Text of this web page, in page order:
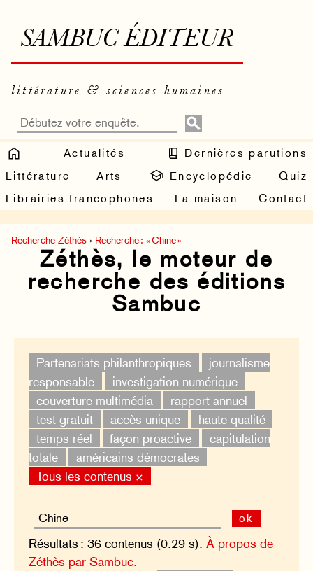
SAMBUC ÉDITEUR
littérature & sciences humaines
Actualités
Dernières parutions
Littérature
Arts Encyclopédie
Quiz
Librairies francophones
La maison Contact
Recherche Zéthès › Recherche : « Chine »
Zéthès, le moteur de
recherche des éditions
Sambuc
Partenariats philanthropiques
journalisme
responsable
investigation numérique
couverture multimédia
rapport annuel
test gratuit
accès unique
haute qualité
temps réel
façon proactive
capitulation
totale
américains démocrates
Tous les contenus ×
ok
Résultats : 36 contenus (0.29 s).À propos de
Zéthès par Sambuc.